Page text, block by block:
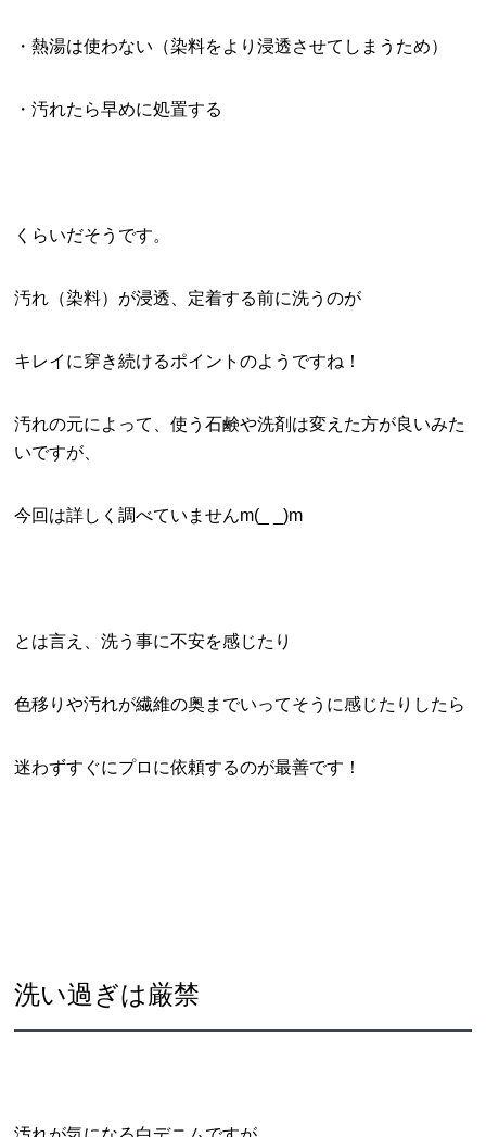
・熱湯は使わない（染料をより浸透させてしまうため）
・汚れたら早めに処置する
くらいだそうです。
汚れ（染料）が浸透、定着する前に洗うのが
キレイに穿き続けるポイントのようですね！
汚れの元によって、使う石鹸や洗剤は変えた方が良いみた
いですが、
今回は詳しく調べていませんm(_ _)m
とは言え、洗う事に不安を感じたり
色移りや汚れが繊維の奥までいってそうに感じたりしたら
迷わずすぐにプロに依頼するのが最善です！
洗い過ぎは厳禁